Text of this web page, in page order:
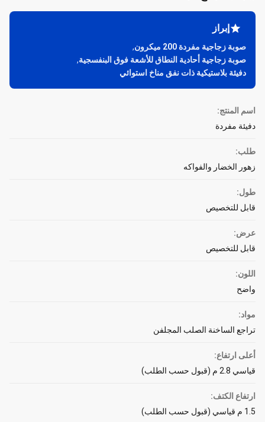
إبراز
صوبة زجاجية مفردة 200 ميكرون
,
صوبة زجاجية أحادية النطاق للأشعة فوق البنفسجية,
دفيئة بلاستيكية ذات نفق مناخ استوائي
اسم المنتج:
دفيئة مفردة
طلب:
زهور الخضار والفواكه
طول:
قابل للتخصيص
عرض:
قابل للتخصيص
اللون:
واضح
مواد:
تراجع الساخنة الصلب المجلفن
أعلى ارتفاع:
قياسي 2.8 م (قبول حسب الطلب)
ارتفاع الكتف:
1.5 م قياسي (قبول حسب الطلب)